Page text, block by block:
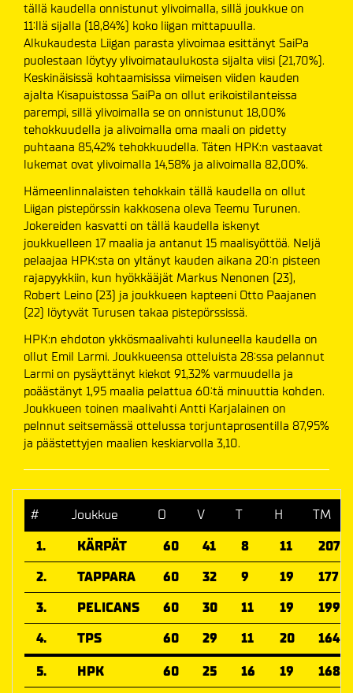
tällä kaudella onnistunut ylivoimalla, sillä joukkue on
11:llä sijalla (18,84%) koko liigan mittapuulla.
Alkukaudesta Liigan parasta ylivoimaa esittänyt SaiPa
puolestaan löytyy ylivoimataulukosta sijalta viisi (21,70%).
Keskinäisissä kohtaamisissa viimeisen viiden kauden
ajalta Kisapuistossa SaiPa on ollut erikoistilanteissa
parempi, sillä ylivoimalla se on onnistunut 18,00%
tehokkuudella ja alivoimalla oma maali on pidetty
puhtaana 85,42% tehokkuudella. Täten HPK:n vastaavat
lukemat ovat ylivoimalla 14,58% ja alivoimalla 82,00%.
Hämeenlinnalaisten tehokkain tällä kaudella on ollut
Liigan pistepörssin kakkosena oleva Teemu Turunen.
Jokereiden kasvatti on tällä kaudella iskenyt
joukkuelleen 17 maalia ja antanut 15 maalisyöttöä. Neljä
pelaajaa HPK:sta on yltänyt kauden aikana 20:n pisteen
rajapyykkiin, kun hyökkääjät Markus Nenonen (23),
Robert Leino (23) ja joukkueen kapteeni Otto Paajanen
(22) löytyvät Turusen takaa pistepörssissä.
HPK:n ehdoton ykkösmaalivahti kuluneella kaudella on
ollut Emil Larmi. Joukkueensa otteluista 28:ssa pelannut
Larmi on pysäyttänyt kiekot 91,32% varmuudella ja
poäästänyt 1,95 maalia pelattua 60:tä minuuttia kohden.
Joukkueen toinen maalivahti Antti Karjalainen on
pelnnut seitsemässä ottelussa torjuntaprosentilla 87,95%
ja päästettyjen maalien keskiarvolla 3,10.
# Joukkue O V T H
TM
1.
KÄRPÄT 60 41 8 11
207
2.
TAPPARA 60 32 9 19
177
3.
PELICANS 60 30 11 19
199
4.
TPS 60 29 11 20
164
5.
HPK 60 25 16 19
168